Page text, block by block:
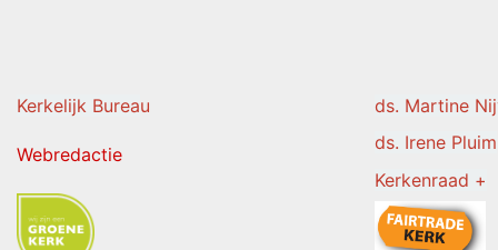
Kerkelijk Bureau ds. Martine
Webredactie
ds. Irene Pluim
Kerkenraad +